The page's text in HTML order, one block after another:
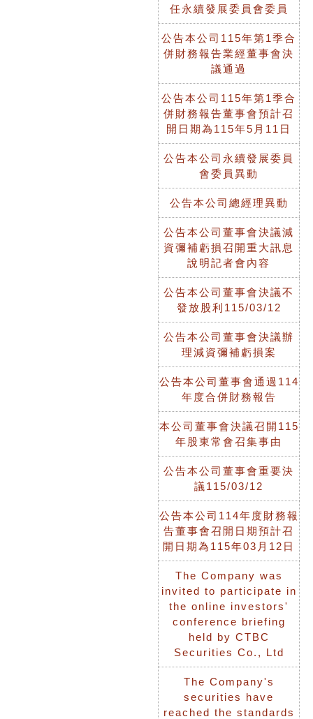
任永續發展委員會委員
公告本公司115年第1季合
併財務報告業經董事會決
議通過
公告本公司115年第1季合
併財務報告董事會預計召
開日期為115年5月11日
公告本公司永續發展委員
會委員異動
公告本公司總經理異動
公告本公司董事會決議減
資彌補虧損召開重大訊息
說明記者會內容
公告本公司董事會決議不
發放股利115/03/12
公告本公司董事會決議辦
理減資彌補虧損案
公告本公司董事會通過114
年度合併財務報告
本公司董事會決議召開115
年股東常會召集事由
公告本公司董事會重要決
議115/03/12
公告本公司114年度財務報
告董事會召開日期預計召
開日期為115年03月12日
The Company was
invited to participate in
the online investors'
conference briefing
held by CTBC
Securities Co., Ltd
The Company's
securities have
reached the standards